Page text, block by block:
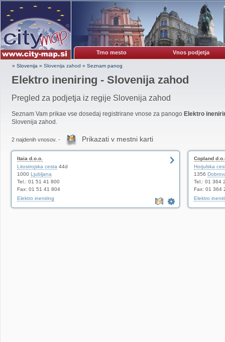
Trno mesto Vnos podjetja
» Slovenija » Slovenija zahod » Seznam panog
Elektro ineniring - Slovenija zahod
Pregled za podjetja iz regije Slovenija zahod
Seznam Vam prikae vse dosedaj registrirane vnose za panogo Elektro
Slovenija zahod.
2 najdenih vnosov. - Prikazati v mestni karti
Itaia d.o.o.
Litostrojska cesta 44d
1000 Ljubljana
Tel.: 01 51 41 800
Fax: 01 51 41 804
Elektro ineniring
Copland
Horjulska
1356
Tel.: 01 364
Fax: 01 364
Elektro